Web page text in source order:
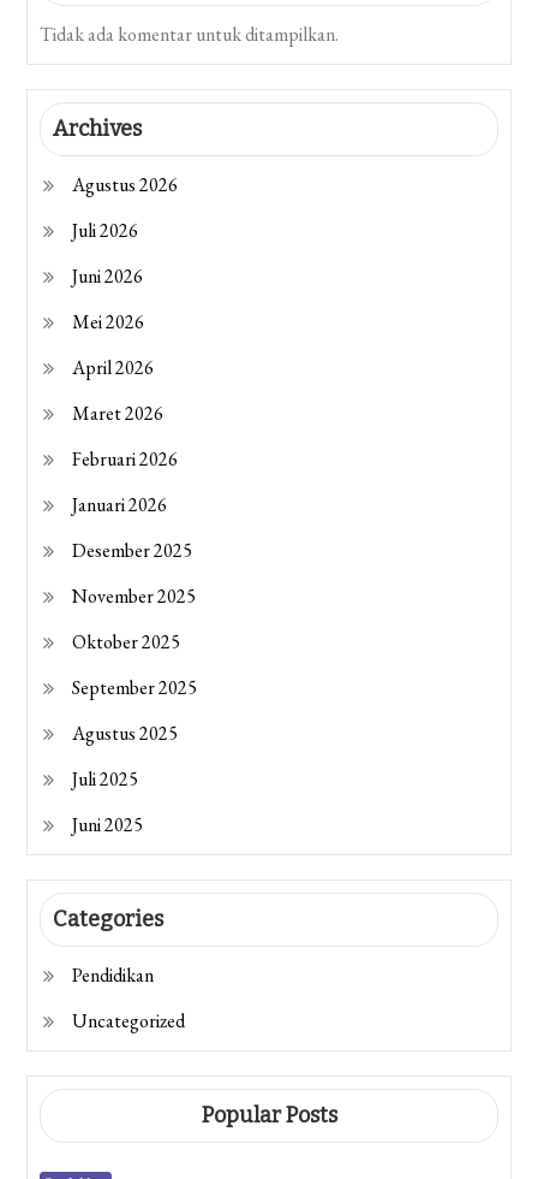
Tidak ada komentar untuk ditampilkan.
Archives
Agustus 2026
Juli 2026
Juni 2026
Mei 2026
April 2026
Maret 2026
Februari 2026
Januari 2026
Desember 2025
November 2025
Oktober 2025
September 2025
Agustus 2025
Juli 2025
Juni 2025
Categories
Pendidikan
Uncategorized
Popular Posts